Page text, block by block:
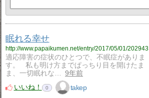
眠れる幸せ
http://www.papaikumen.net/entry/2017/05/01/202943
適応障害の症状のひとつで、不眠症がありま
す。 私も明け方までぱっちり目を開けたま
ま、一切眠れな…
9年前
いいね！
0 takep